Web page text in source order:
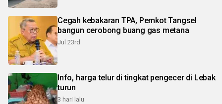
Cegah kebakaran TPA, Pemkot Tangsel
bangun cerobong buang gas metana
Jul 23rd
Info, harga telur di tingkat pengecer di Lebak
turun
3 hari lalu